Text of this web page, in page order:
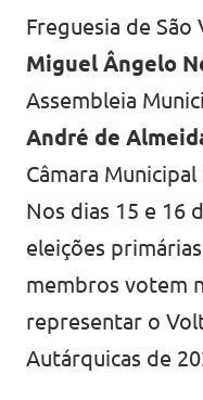
Freguesia de São
Miguel Ângelo
Assembleia
André de
Câmara
Nos dias 15 e 16
eleições
membros votem
representar o
Autárquicas de